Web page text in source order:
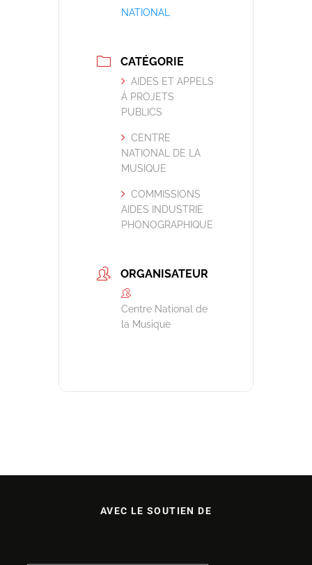
NATIONAL
CATÉGORIE
AIDES ET APPELS
À PROJETS
PUBLICS
CENTRE
NATIONAL DE LA
MUSIQUE
COMMISSIONS
AIDES INDUSTRIE
PHONOGRAPHIQUE
ORGANISATEUR
Centre National de
la Musique
AVEC LE SOUTIEN DE